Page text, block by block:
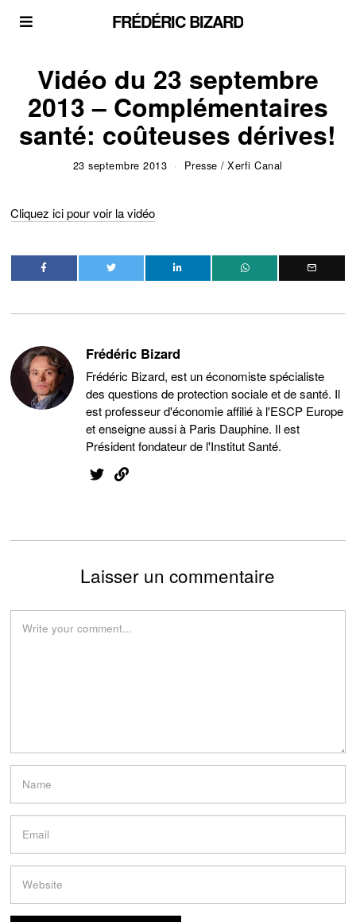
FRÉDÉRIC BIZARD
Vidéo du 23 septembre
2013 – Complémentaires
santé: coûteuses dérives!
23 septembre 2013 Presse / Xerfi Canal
Cliquez ici pour voir la vidéo
Frédéric Bizard
Frédéric Bizard, est un économiste spécialiste
des questions de protection sociale et de santé. Il
est professeur d'économie affilié à l'ESCP Europe
et enseigne aussi à Paris Dauphine. Il est
Président fondateur de l'Institut Santé.
Laisser un commentaire